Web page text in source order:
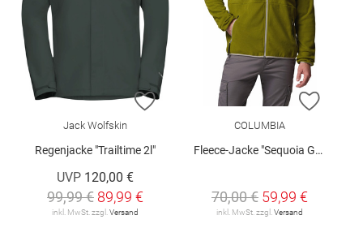
ZUR WUNSCHLISTE HINZUFÜGEN
Jack Wolfskin
Regenjacke "Trailtime 2l"
UVP 120,00 €
99,99 € 89,99 €
inkl. MwSt. zzgl. Versand
ZUR
COLUMBIA
Fleece-Jacke "Sequoia Grove™"
70,00 € 59,99 €
inkl. MwSt. zzgl. Versand